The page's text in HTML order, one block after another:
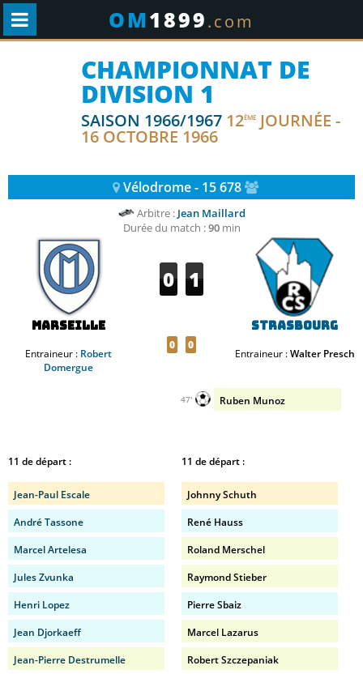
OM1899.com
CHAMPIONNAT DE
DIVISION 1
SAISON 1966/1967 12ÈME JOURNÉE -
16 OCTOBRE 1966
Vélodrome - 15 678
Arbitre : Jean Maillard
Durée du match :90min
Marseille
Entraineur : Robert
Domergue
0 1
0 0
Strasbourg
Entraineur :Walter Presch
Ruben Munoz
47'
11 de départ :
Jean-Paul Escale
André Tassone
Marcel Artelesa
Jules Zvunka
Henri Lopez
Jean Djorkaeff
Jean-Pierre Destrumelle
11 de départ :
Johnny Schuth
René Hauss
Roland Merschel
Raymond Stieber
Pierre Sbaiz
Marcel Lazarus
Robert Szczepaniak